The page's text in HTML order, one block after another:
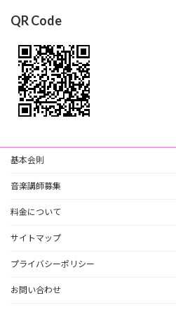
QR Code
基本会則
音楽講師募集
料金について
サイトマップ
プライバシーポリシー
お問い合わせ